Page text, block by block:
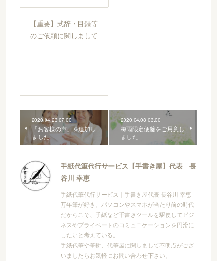
【重要】式辞・目録等
のご依頼に関しまして
2020.04.23 07:00
「お客様の声」を追加し
ました
2020.04.08 03:00
梅雨限定便箋をご用意し
ました
手紙代筆代行サービス【手書き屋】代表 長
谷川 幸恵
手紙代筆代行サービス｜手書き屋代表 長谷川 幸恵
万年筆が好き。パソコンやスマホが当たり前の時代
だからこそ、手紙など手書きツールを駆使してビジ
ネスやプライベートのコミュニケーションを円滑に
したいと考えている。
手紙代筆や筆耕、代筆屋に関しまして不明点がござ
いましたらお気軽にお問い合わせ下さい。